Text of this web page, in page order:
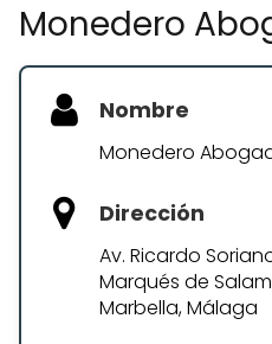
Monedero
Nombre
Monedero
Dirección
Av. Ricardo
Marqués de
Marbella, Málaga